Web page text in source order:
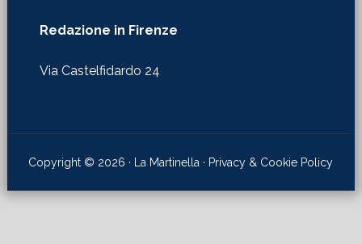
Redazione in Firenze
Via Castelfidardo 24
Copyright © 2026 · La Martinella · Privacy & Cookie Policy